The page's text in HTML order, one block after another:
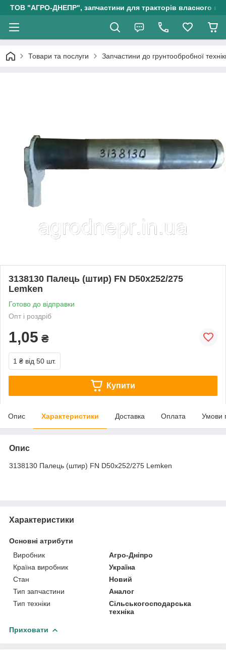
ТОВ "АГРО-ДНЕПР", запчастини для тракторів власного
Товари та послуги Запчастини до грунтообробної
3138130 Палець (штир) FN D50x252/275
Lemken
Готово до відправки
Опт і роздріб
1,05 ₴
1 ₴ від 50 шт.
Купити
Опис Характеристики Доставка Оплата Умови
Опис
3138130 Палець (штир) FN D50x252/275 Lemken
Характеристики
Основні атрибути
Виробник
Агро-Дніпро
Країна виробник
Україна
Стан
Новий
Тип запчастини
Аналог
Тип техніки
Сільськогосподарська
техніка
Приховати